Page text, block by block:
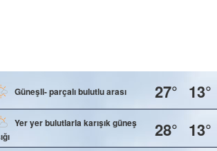
Güneşli- parçalı bulutlu arası 27° 13°
Yer yer bulutlarla karışık güneş
28° 13°